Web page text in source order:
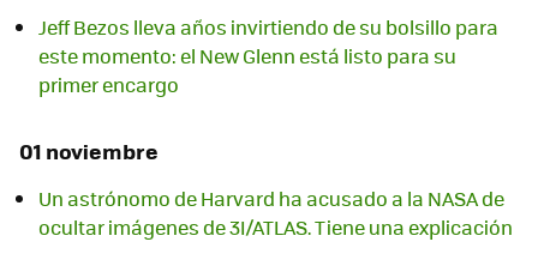
Jeff Bezos lleva años invirtiendo de su bolsillo para
este momento: el New Glenn está listo para su
primer encargo
01 noviembre
Un astrónomo de Harvard ha acusado a la NASA de
ocultar imágenes de 3I/ATLAS. Tiene una explicación